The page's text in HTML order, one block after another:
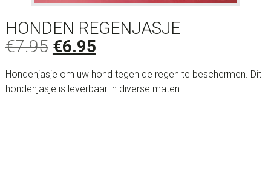
HONDEN REGENJASJE
€7.95 Oorspronkelijke
was:
€7.95.
€6.95Huidige
is:
€6.95.
Hondenjasje om uw hond tegen de regen te beschermen. Dit
hondenjasje is leverbaar in diverse maten.